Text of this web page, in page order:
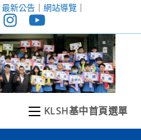
最新公告｜ 網站導覽｜
KLSH基中首頁選單